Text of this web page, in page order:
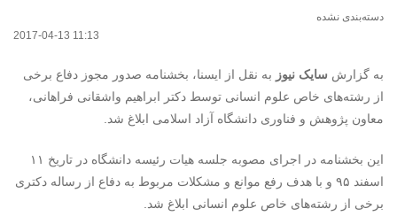
دسته‌بندی نشده
2017-04-13 11:13
به گزارش سایک نیوز به نقل از ایسنا، بخشنامه صدور مجوز دفاع برخی
از رشته‌های خاص علوم انسانی توسط دکتر ابراهیم واشقانی فراهانی،
معاون پژوهش و فناوری دانشگاه آزاد اسلامی ابلاغ شد.
این بخشنامه در اجرای مصوبه جلسه هیات رئیسه دانشگاه در تاریخ ۱۱
اسفند ۹۵ و با هدف رفع موانع و مشکلات مربوط به دفاع از رساله دکتری
برخی از رشته‌های خاص علوم انسانی ابلاغ شد.